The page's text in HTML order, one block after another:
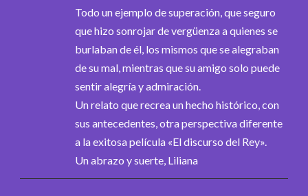
Todo un ejemplo de superación, que seguro
que hizo sonrojar de vergüenza a quienes se
burlaban de él, los mismos que se alegraban
de su mal, mientras que su amigo solo puede
sentir alegría y admiración.
Un relato que recrea un hecho histórico, con
sus antecedentes, otra perspectiva diferente
a la exitosa película «El discurso del Rey».
Un abrazo y suerte, Liliana